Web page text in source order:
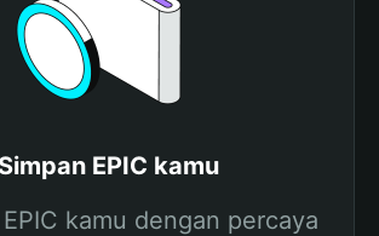
Simpan EPIC kamu
kamu dengan percaya